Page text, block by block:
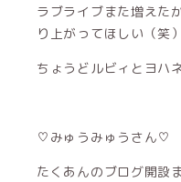
ラブライブまた増えた
り上がってほしい（笑）
ちょうどルビィとヨハ
♡みゅうみゅうさん♡
たくあんのブログ開設